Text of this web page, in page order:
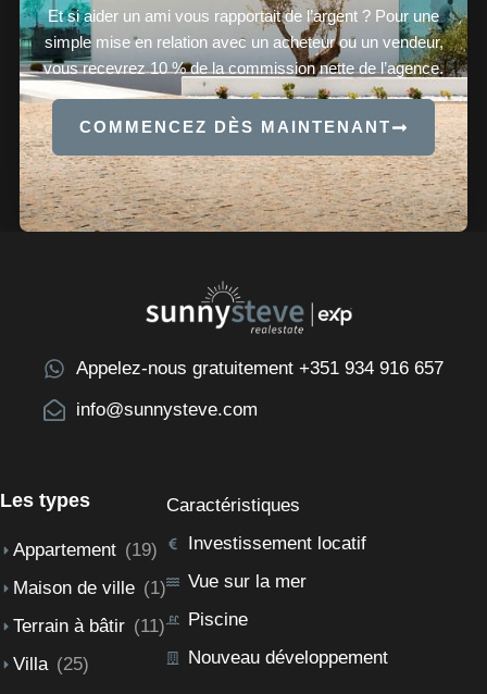
Et si aider un ami vous rapportait de l’argent ? Pour une
simple mise en relation avec un acheteur ou un vendeur,
vous recevrez 10 % de la commission nette de l’agence.
COMMENCEZ DÈS MAINTENANT
Appelez-nous gratuitement +351 934 916 657
info@sunnysteve.com
Les types
Appartement (19)
Maison de ville (1)
Terrain à bâtir (11)
Villa (25)
Caractéristiques
Investissement locatif
Vue sur la mer
Piscine
Nouveau développement